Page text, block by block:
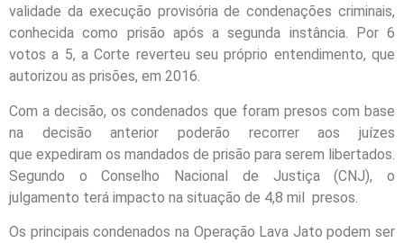
validade da execução provisória de condenações criminais,
conhecida como prisão após a segunda instância. Por 6
votos a 5, a Corte reverteu seu próprio entendimento, que
autorizou as prisões, em 2016.
Com a decisão, os condenados que foram presos com base
na decisão anterior poderão recorrer aos juízes
que expediram os mandados de prisão para serem libertados.
Segundo o Conselho Nacional de Justiça (CNJ), o
julgamento terá impacto na situação de 4,8 mil presos.
Os principais condenados na Operação Lava Jato podem ser